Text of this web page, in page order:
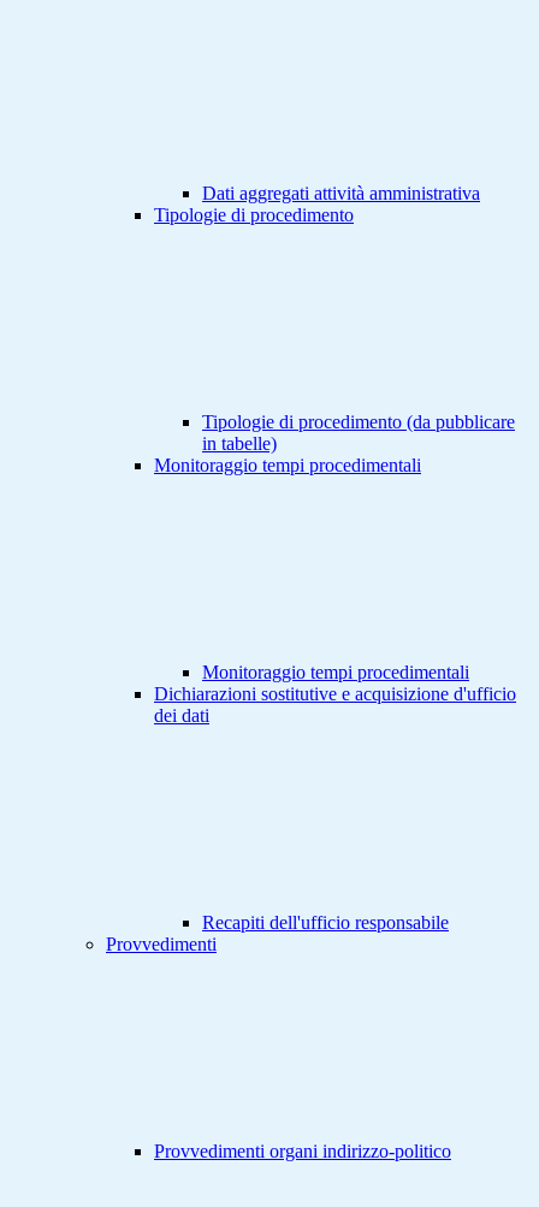
Dati aggregati attività amministrativa
Tipologie di procedimento
Tipologie di procedimento (da pubblicare
in tabelle)
Monitoraggio tempi procedimentali
Monitoraggio tempi procedimentali
Dichiarazioni sostitutive e acquisizione d'ufficio
dei dati
Recapiti dell'ufficio responsabile
Provvedimenti
Provvedimenti organi indirizzo-politico